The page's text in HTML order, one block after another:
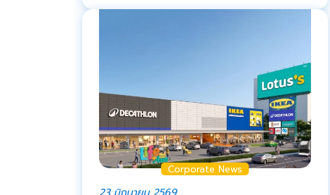
Corporate News